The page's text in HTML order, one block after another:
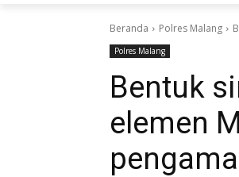
Beranda Polres Malang
Polres Malang
Bentuk
elemen